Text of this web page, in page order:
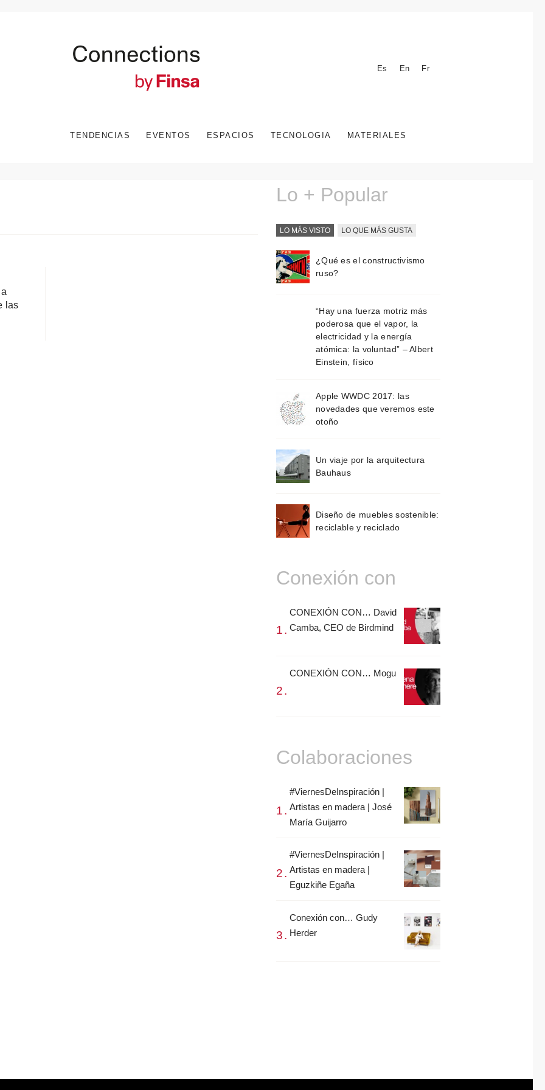
Es En Fr
TENDENCIAS EVENTOS ESPACIOS TECNOLOGIA MATERIALES
las
Lo + Popular
LO MÁS VISTO LO QUE MÁS GUSTA
¿Qué es el constructivismo
ruso?
“Hay una fuerza motriz más
poderosa que el vapor, la
electricidad y la energía
atómica: la voluntad” – Albert
Einstein, físico
Apple WWDC 2017: las
novedades que veremos este
otoño
Un viaje por la arquitectura
Bauhaus
Diseño de muebles sostenible:
reciclable y reciclado
Conexión con
CONEXIÓN CON… David
Camba, CEO de Birdmind
CONEXIÓN CON… Mogu
Colaboraciones
#ViernesDeInspiración |
Artistas en madera | José
María Guijarro
#ViernesDeInspiración |
Artistas en madera |
Eguzkiñe Egaña
Conexión con… Gudy
Herder